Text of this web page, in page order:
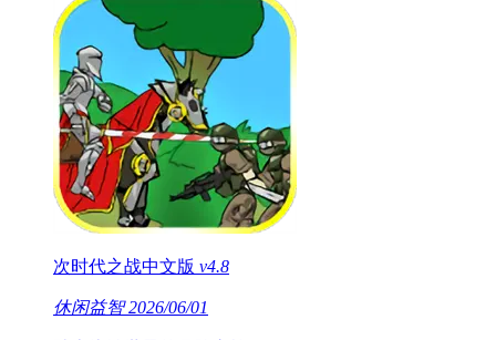
次时代之战中文版 v4.8
休闲益智2026/06/01